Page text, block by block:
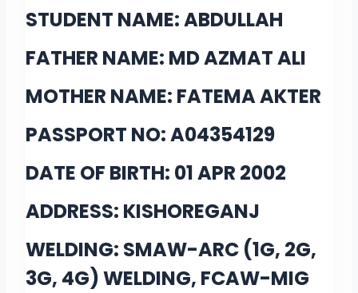
STUDENT NAME: ABDULLAH
FATHER NAME: MD AZMAT ALI
MOTHER NAME: FATEMA AKTER
PASSPORT NO: A04354129
DATE OF BIRTH: 01 APR 2002
ADDRESS: KISHOREGANJ
WELDING: SMAW-ARC (1G, 2G,
3G, 4G) WELDING, FCAW-MIG